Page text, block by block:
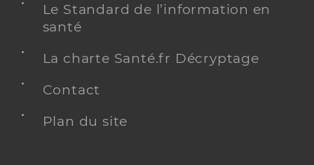
Le Standard de l’information en
santé
La charte Santé.fr Décryptage
Contact
Plan du site